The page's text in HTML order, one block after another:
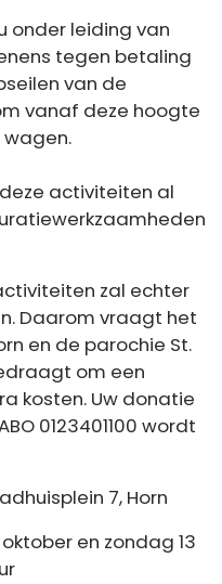
onder leiding van
tegen betaling
van de
vanaf deze hoogte
wagen.
activiteiten al
zal echter
Daarom vraagt het
en de parochie St.
om een
kosten. Uw donatie
0123401100 wordt
7, Horn
en zondag 13